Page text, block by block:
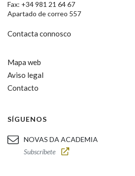
Fax: +34 981 21 64 67
Apartado de correo 557
Contacta connosco
Mapa web
Aviso legal
Contacto
SÍGUENOS
NOVAS DA ACADEMIA
Subscríbete